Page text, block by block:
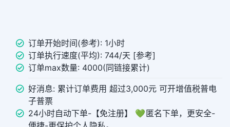
订单开始时间(参考): 1小时
订单执行速度(平均): 744/天 [参考]
订单max数量: 4000(同链接累计)
好消息: 累计订单费用 超过3,000元 可开增值税普电
子普票
24小时自动下单-【免注册】 💚 匿名下单，更安全-